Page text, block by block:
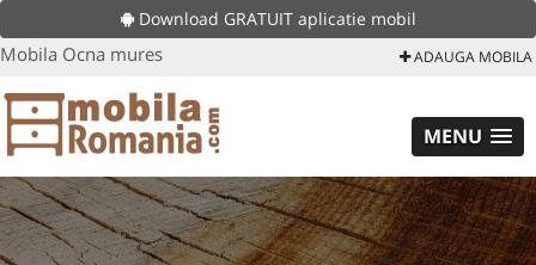
Download GRATUIT aplicatie mobil
Mobila Ocna mures ADAUGA MOBILA
MENU